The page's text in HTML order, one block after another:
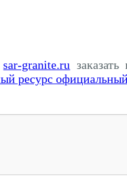
sar-granite.ru
ресурс